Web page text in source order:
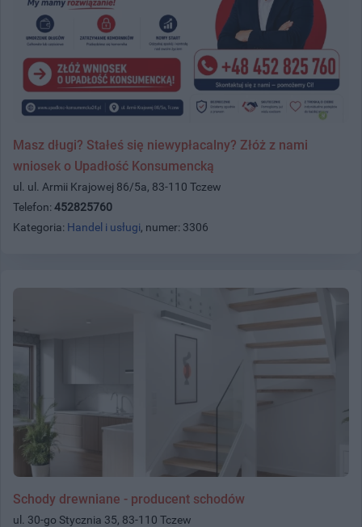
Masz długi? Stałeś się niewypłacalny? Złóż z nami
wniosek o Upadłość Konsumencką
ul. ul. Armii Krajowej 86/5a, 83-110 Tczew
Telefon: 452825760
Kategoria: Handel i usługi, numer: 3306
Schody drewniane - producent schodów
ul. 30-go Stycznia 35, 83-110 Tczew